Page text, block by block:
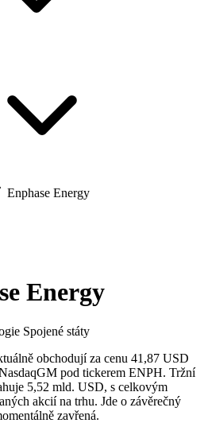
Enphase Energy
Energy
Spojené státy
obchodují za cenu 41,87 USD
pod tickerem ENPH. Tržní
5,52 mld. USD, s celkovým
akcií na trhu. Jde o závěrečný
zavřená.